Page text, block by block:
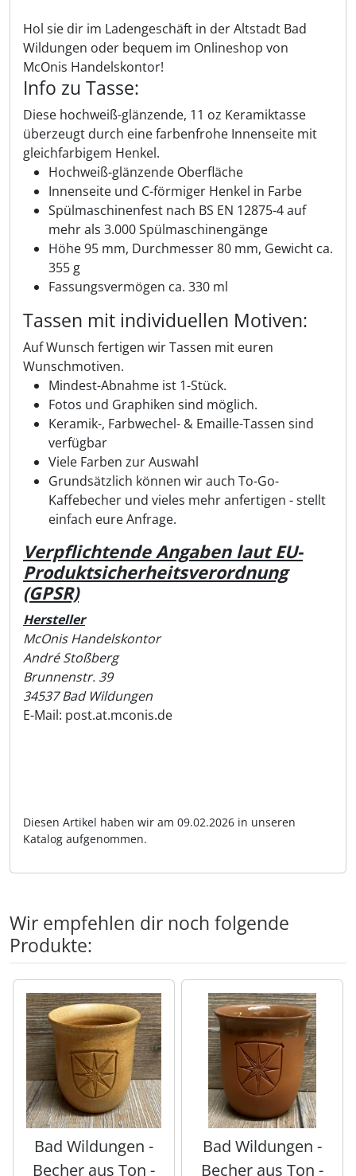
Hol sie dir im Ladengeschäft in der Altstadt Bad
Wildungen oder bequem im Onlineshop von
McOnis Handelskontor!
Info zu Tasse:
Diese hochweiß-glänzende, 11 oz Keramiktasse
überzeugt durch eine farbenfrohe Innenseite mit
gleichfarbigem Henkel.
Hochweiß-glänzende Oberfläche
Innenseite und C-förmiger Henkel in Farbe
Spülmaschinenfest nach BS EN 12875-4 auf
mehr als 3.000 Spülmaschinengänge
Höhe 95 mm, Durchmesser 80 mm, Gewicht ca.
355 g
Fassungsvermögen ca. 330 ml
Tassen mit individuellen Motiven:
Auf Wunsch fertigen wir Tassen mit euren
Wunschmotiven.
Mindest-Abnahme ist 1-Stück.
Fotos und Graphiken sind möglich.
Keramik-, Farbwechel- & Emaille-Tassen sind
verfügbar
Viele Farben zur Auswahl
Grundsätzlich können wir auch To-Go-
Kaffebecher und vieles mehr anfertigen - stellt
einfach eure Anfrage.
Verpflichtende Angaben laut EU-
Produktsicherheitsverordnung
(GPSR)
Hersteller
McOnis Handelskontor
André Stoßberg
Brunnenstr. 39
34537 Bad Wildungen
E-Mail: post.at.mconis.de
Diesen Artikel haben wir am 09.02.2026 in unseren
Katalog aufgenommen.
Wir empfehlen dir noch folgende
Produkte:
Es folgt ein Produktslider - navigieren Sie mit der Tab-
Bad Wildungen -
Becher aus Ton -
Bad Wildungen -
Becher aus Ton -